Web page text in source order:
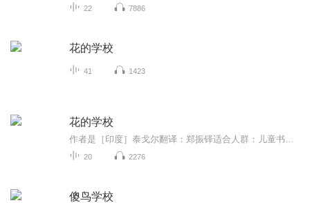
22 7886
花的学校
41 1423
花的学校
20 2276
傻鸟学校